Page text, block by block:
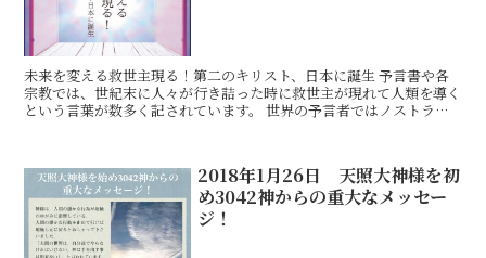
未来を変える救世主現る！第二のキリスト、日本に誕生 予言書や各
宗教では、世紀末に人々が行き詰った時に救世主が現れて人類を導く
という言葉が数多く記されています。 世界の予言者ではノストラダ
2018年1月26日 天照大神様を初
め3042神からの重大なメッセー
ジ！